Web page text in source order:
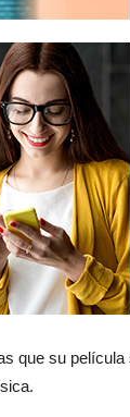
que su